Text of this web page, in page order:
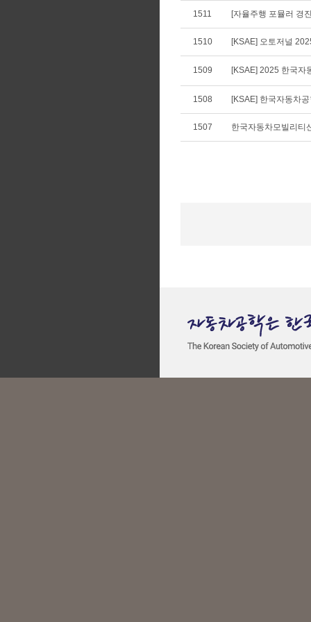
1511 [자율주행 포뮬러 경
1510 [KSAE] 오토저널
1509 [KSAE] 2025 한국자
1508 [KSAE] 한국자동차
1507 한국자동차모빌리티